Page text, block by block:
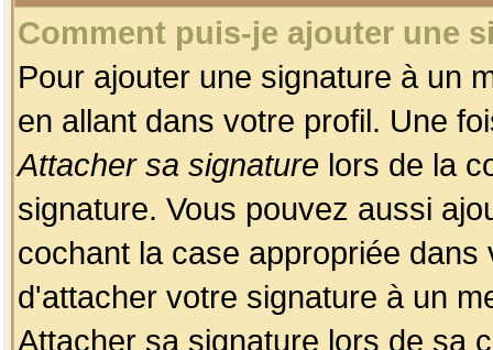
Comment puis-je ajouter une
Pour ajouter une signature à un
en allant dans votre profil. Une
Attacher sa signature lors de la
signature. Vous pouvez aussi
cochant la case appropriée
d'attacher votre signature à un
Attacher sa signature lors de sa